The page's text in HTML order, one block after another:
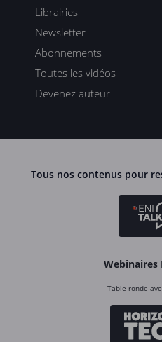
Librairies
Newsletter
Abonnements
Toutes les vidéos
Devenez auteur
Tous nos contenus pour
Webinaires
Table ronde